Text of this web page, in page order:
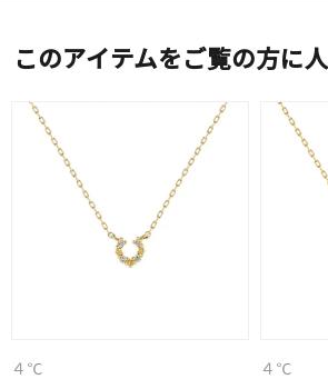
このアイテムをご覧の方に
４℃ ４℃